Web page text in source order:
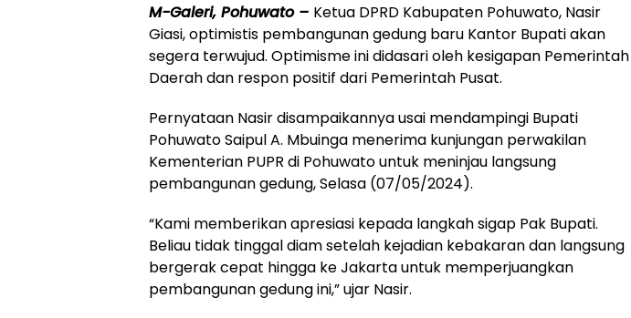
M-Galeri, Pohuwato – Ketua DPRD Kabupaten Pohuwato, Nasir
Giasi, optimistis pembangunan gedung baru Kantor Bupati akan
segera terwujud. Optimisme ini didasari oleh kesigapan Pemerintah
Daerah dan respon positif dari Pemerintah Pusat.
Pernyataan Nasir disampaikannya usai mendampingi Bupati
Pohuwato Saipul A. Mbuinga menerima kunjungan perwakilan
Kementerian PUPR di Pohuwato untuk meninjau langsung
pembangunan gedung, Selasa (07/05/2024).
“Kami memberikan apresiasi kepada langkah sigap Pak Bupati.
Beliau tidak tinggal diam setelah kejadian kebakaran dan langsung
bergerak cepat hingga ke Jakarta untuk memperjuangkan
pembangunan gedung ini,” ujar Nasir.